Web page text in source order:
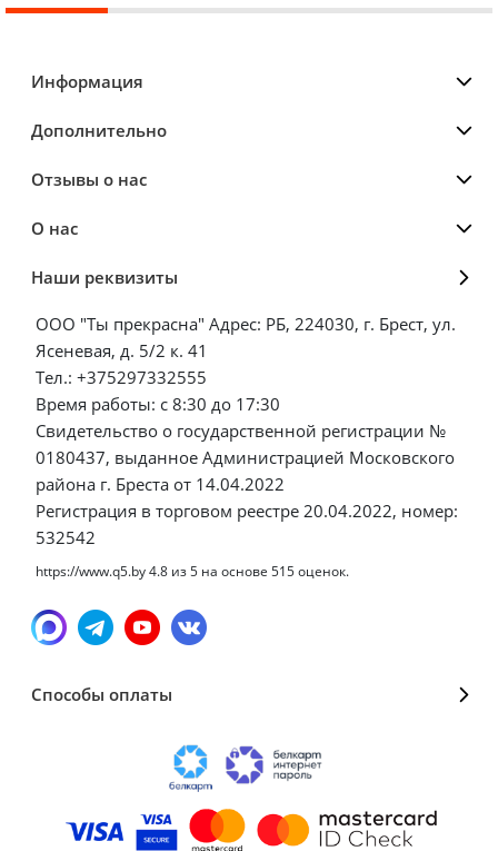
Информация
Дополнительно
Отзывы о нас
О нас
Наши реквизиты
ООО "Ты прекрасна" Адрес: РБ, 224030, г. Брест, ул.
Ясеневая, д. 5/2 к. 41
Тел.: +375297332555
Время работы: с 8:30 до 17:30
Свидетельство о государственной регистрации №
0180437, выданное Администрацией Московского
района г. Бреста от 14.04.2022
Регистрация в торговом реестре 20.04.2022, номер:
532542
https://www.q5.by4.8 из5 на основе 515оценок.
Способы оплаты